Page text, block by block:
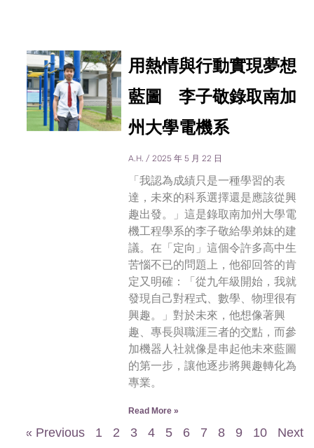
用熱情與行動實現夢想
藍圖 李子敬錄取南加
州大學電機系
A.H. 2025 年 5 月 22 日
「我認為成績只是一種學習的表
達，未來的科系選擇還是應該從興
趣出發。」這是錄取南加州大學電
機工程學系的李子敬給學弟妹的建
議。在「定向」這個令許多高中生
苦惱不已的問題上，他卻回答的肯
定又明確：「從九年級開始，我就
發現自己對程式、數學、物理很有
興趣。」對於未來，他想像著興
趣、專長與職涯三者的交點，而參
加機器人社就像是串起他未來藍圖
的第一步，讓他逐步將興趣轉化為
專業。
Read More »
« Previous 1 2 3 4 5 6 7 8 9 10
Next